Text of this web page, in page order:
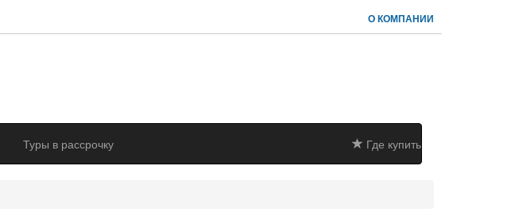
О КОМПАНИИ
Туры в рассрочку Где купить